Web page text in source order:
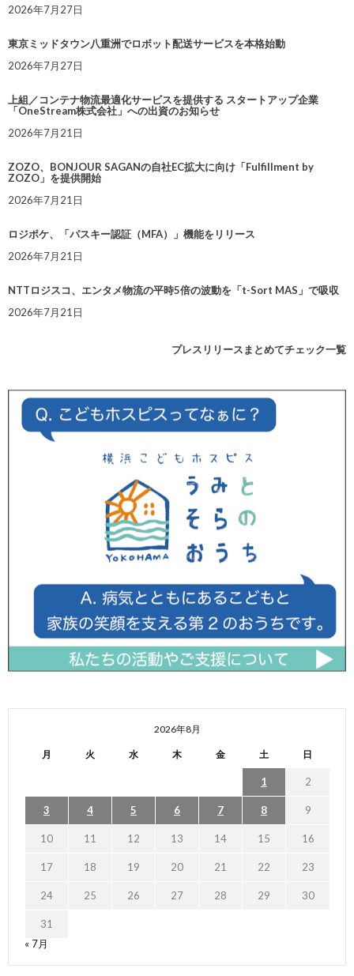
2026年7月27日
東京ミッドタウン八重洲でロボット配送サービスを本格始動
2026年7月27日
上組／コンテナ物流最適化サービスを提供する スタートアップ企業
「OneStream株式会社」への出資のお知らせ
2026年7月21日
ZOZO、BONJOUR SAGANの自社EC拡大に向け「Fulfillment by
ZOZO」を提供開始
2026年7月21日
ロジポケ、「パスキー認証（MFA）」機能をリリース
2026年7月21日
NTTロジスコ、エンタメ物流の平時5倍の波動を「t-Sort MAS」で吸収
2026年7月21日
プレスリリースまとめてチェック一覧
2026年8月
月 火 水 木 金 土 日
1 2
3 4 5 6 7 8 9
10 11 12 13 14 15 16
17 18 19 20 21 22 23
24 25 26 27 28 29 30
31
« 7月